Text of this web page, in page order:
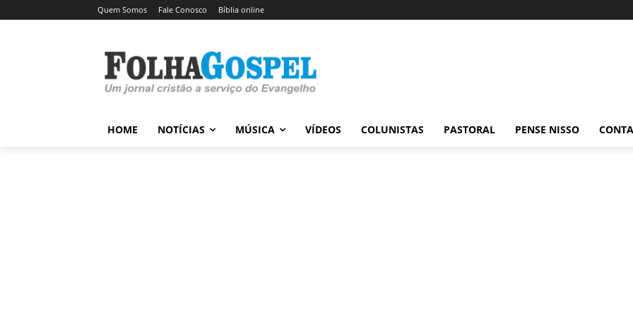
Quem Somos Fale Conosco Bíblia online
HOME NOTÍCIAS MÚSICA VÍDEOS COLUNISTAS PASTORAL PENSE NISSO